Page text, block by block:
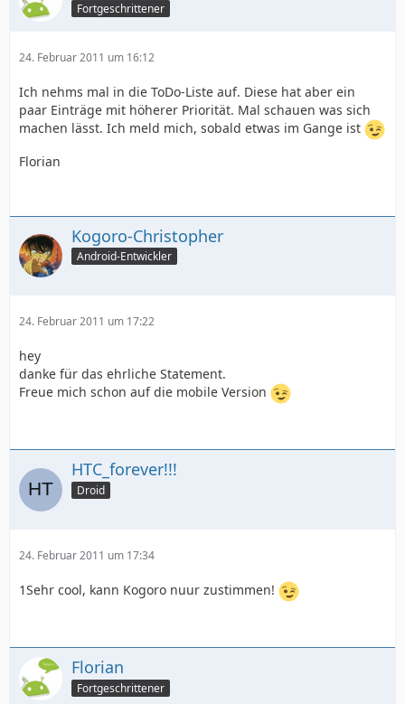
Fortgeschrittener
24. Februar 2011 um 16:12
Ich nehms mal in die ToDo-Liste auf. Diese hat aber ein
paar Einträge mit höherer Priorität. Mal schauen was sich
machen lässt. Ich meld mich, sobald etwas im Gange ist
Florian
Kogoro-Christopher
Android-Entwickler
24. Februar 2011 um 17:22
hey
danke für das ehrliche Statement.
Freue mich schon auf die mobile Version
HTC_forever!!!
Droid
24. Februar 2011 um 17:34
1Sehr cool, kann Kogoro nuur zustimmen!
Florian
Fortgeschrittener